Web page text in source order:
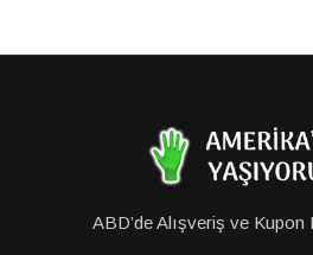
ABD’de Alışveriş ve Kupon